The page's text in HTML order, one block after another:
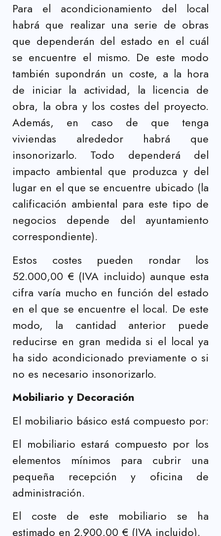
Para el acondicionamiento del local
habrá que realizar una serie de obras
que dependerán del estado en el cuál
se encuentre el mismo. De este modo
también supondrán un coste, a la hora
de iniciar la actividad, la licencia de
obra, la obra y los costes del proyecto.
Además, en caso de que tenga
viviendas alrededor habrá que
insonorizarlo. Todo dependerá del
impacto ambiental que produzca y del
lugar en el que se encuentre ubicado (la
calificación ambiental para este tipo de
negocios depende del ayuntamiento
correspondiente).
Estos costes pueden rondar los
52.000,00 € (IVA incluido) aunque esta
cifra varía mucho en función del estado
en el que se encuentre el local. De este
modo, la cantidad anterior puede
reducirse en gran medida si el local ya
ha sido acondicionado previamente o si
no es necesario insonorizarlo.
Mobiliario y Decoración
El mobiliario básico está compuesto por:
El mobiliario estará compuesto por los
elementos mínimos para cubrir una
pequeña recepción y oficina de
administración.
El coste de este mobiliario se ha
estimado en 2.900,00 € (IVA incluido).